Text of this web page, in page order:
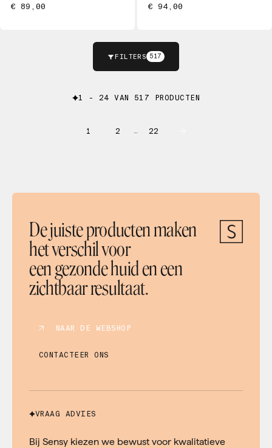
€ 89,00 € 94,00
FILTERS 517
1 - 24 VAN 517 PRODUCTEN
1 2 … 22
De juiste producten maken
het verschil voor
een gezonde huid en een
zichtbaar resultaat.
NAAR DE WEBSHOP
CONTACTEER ONS
VRAAG ADVIES
Bij Sensy kiezen we bewust voor kwalitatieve